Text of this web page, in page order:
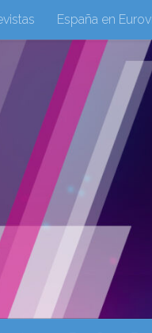
España en
Eurovisión 2017
Webs Amigas
eurovision 2021
Webs Amigas